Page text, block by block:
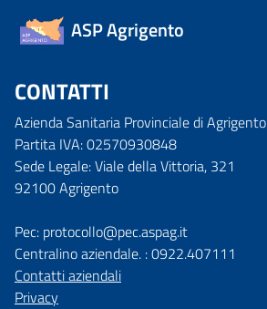
ASP Agrigento
CONTATTI
Azienda Sanitaria Provinciale di Agrigento
Partita IVA: 02570930848
Sede Legale: Viale della Vittoria, 321
92100 Agrigento
Pec: protocollo@pec.aspag.it
Centralino aziendale. : 0922.407111
Contatti aziendali
Privacy